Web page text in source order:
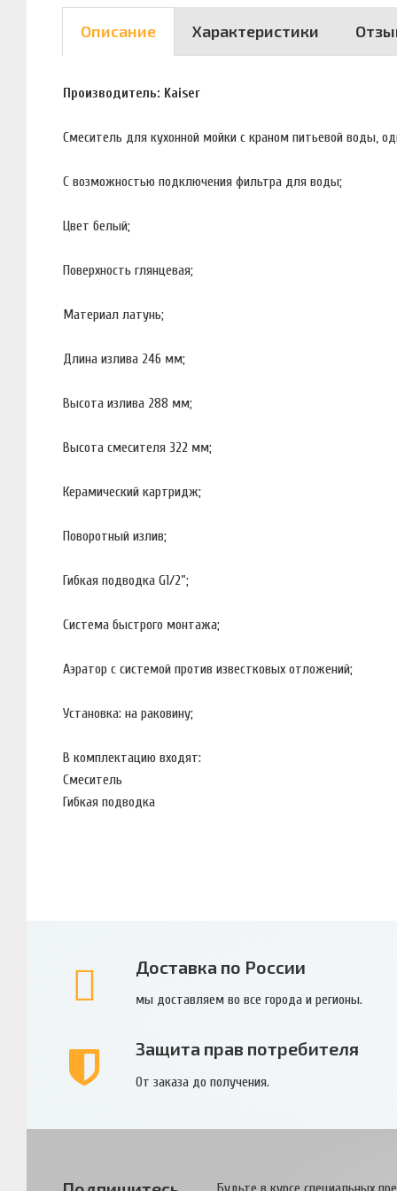
Описание Характеристики
Производитель: Kaiser
Смеситель для кухонной мойки с краном питьевой воды,
С возможностью подключения фильтра для воды;
Цвет белый;
Поверхность глянцевая;
Материал латунь;
Длина излива 246 мм;
Высота излива 288 мм;
Высота смесителя 322 мм;
Керамический картридж;
Поворотный излив;
Гибкая подводка G1/2”;
Система быстрого монтажа;
Аэратор с системой против известковых отложений;
Установка: на раковину;
В комплектацию входят:
Смеситель
Гибкая подводка
Доставка по России
мы доставляем во все города и регионы.
Защита прав потребителя
От заказа до получения.